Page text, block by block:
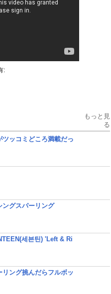
:
もっと見
る
ツッコミどころ満載だっ
ングスパーリング
세븐틴) 'Left & Ri
ング挑んだらフルボッ